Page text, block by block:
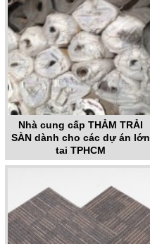
Nhà cung cấp THẢM TRẢI
SÀN dành cho các dự án lớn
tại TPHCM